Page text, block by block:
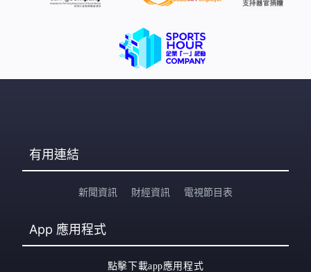
有用連結
新聞資訊 財經資訊 電視節目表
App 應用程式
點擊下載app應用程式